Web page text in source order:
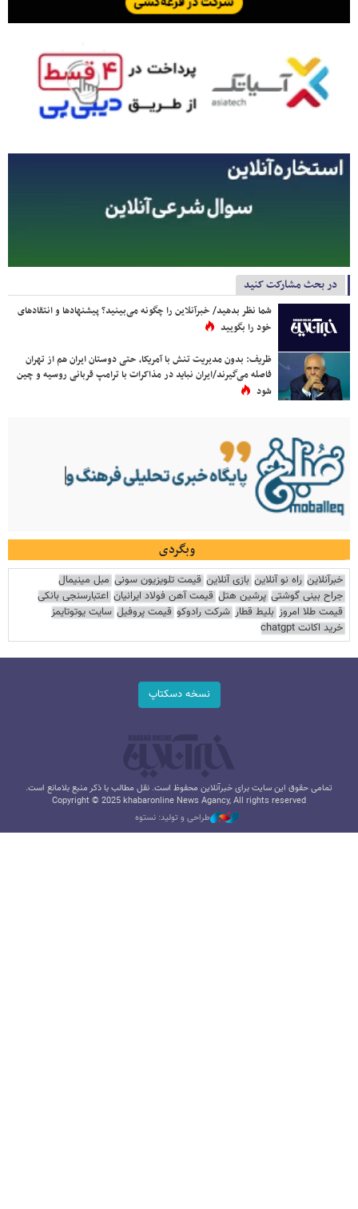
در بحث مشارکت کنید
شما نظر بدهید/ خبرآنلاین را چگونه می‌بینید؟ پیشنهادها و انتقادهای
خود را بگویید
ظریف: بدون مدیریت تنش با آمریکا، حتی دوستان ایران هم از تهران
فاصله می‌گیرند/ایران نباید در مذاکرات با ترامپ قربانی روسیه و چین
شود
وبگردی
خبرآنلاین راه نو آنلاین بازی آنلاین قیمت تلویزیون سونی مبل مینیمال
جراح بینی گوشتی پرشین هتل قیمت آهن فولاد ایرانیان اعتبارسنجی بانکی
قیمت طلا امروز بلیط قطار شرکت رادوکو قیمت پروفیل سایت یوتوتایمز
خرید اکانت chatgpt
نسخه دسکتاپ
تمامی حقوق این سایت برای خبرآنلاین محفوظ است. نقل مطالب با ذکر منبع بلامانع است.
Copyright © 2025 khabaronline News Agancy, All rights reserved
طراحی و تولید: نستوه